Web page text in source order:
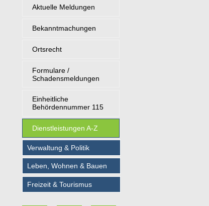
Aktuelle Meldungen
Bekanntmachungen
Ortsrecht
Formulare /
Schadensmeldungen
Einheitliche
Behördennummer 115
Dienstleistungen A-Z
Verwaltung & Politik
Leben, Wohnen & Bauen
Freizeit & Tourismus